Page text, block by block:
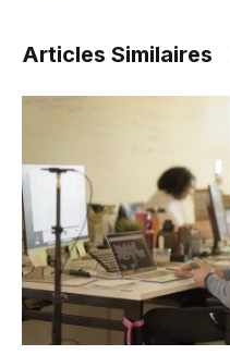
Articles Similaires